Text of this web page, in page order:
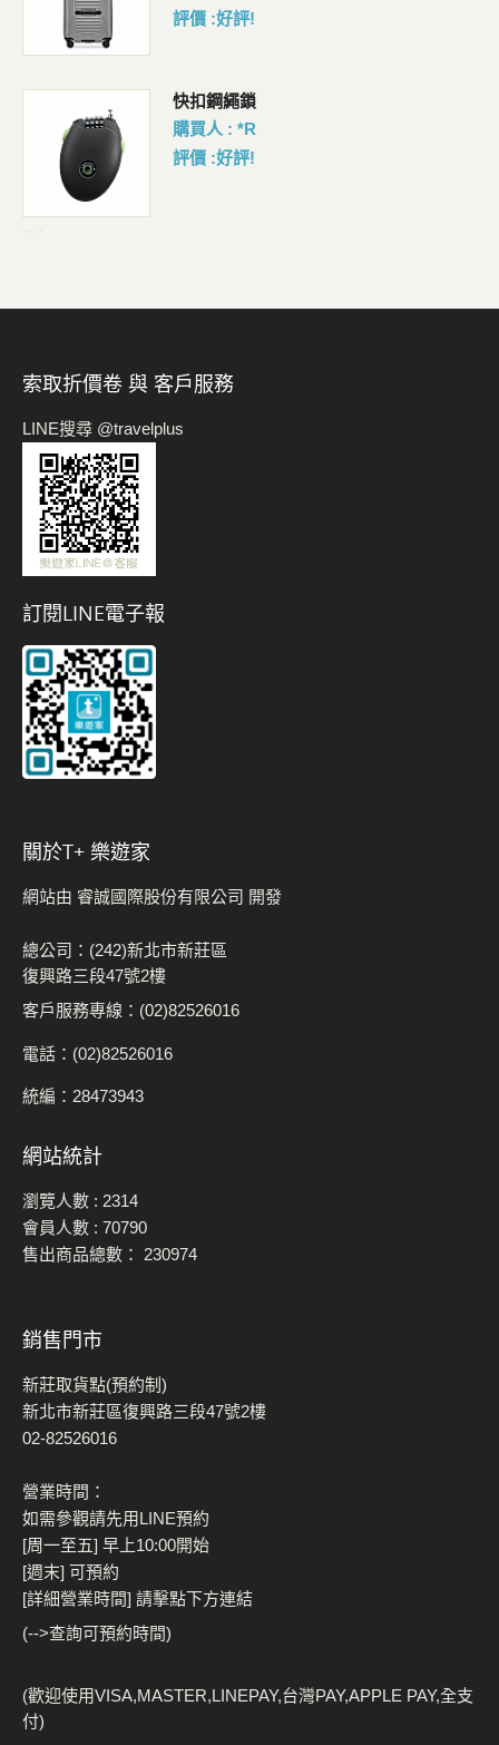
評價 :好評!
快扣鋼繩鎖
購買人 : *R
評價 :好評!
索取折價卷 與 客戶服務
LINE搜尋 @travelplus
訂閱LINE電子報
關於t+ 樂遊家
網站由 睿誠國際股份有限公司 開發
總公司：(242)新北市新莊區
復興路三段47號2樓
客戶服務專線：(02)82526016
電話：(02)82526016
統編：28473943
網站統計
瀏覽人數 : 2314
會員人數 : 70790
售出商品總數： 230974
銷售門市
新莊取貨點(預約制)
新北市新莊區復興路三段47號2樓
02-82526016
營業時間：
如需參觀請先用LINE預約
[周一至五] 早上10:00開始
[週末] 可預約
[詳細營業時間] 請擊點下方連結
(-->查詢可預約時間)
(歡迎使用VISA,MASTER,LINEPAY,台灣PAY,APPLE PAY,全支
付)